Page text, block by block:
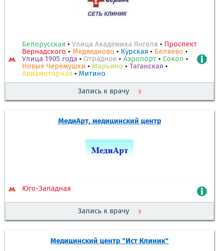
Белорусская • Улица Академика Янгеля • Проспект
Вернадского • Медведково • Курская • Беляево •
Улица 1905 года • Отрадное • Аэропорт • Сокол •
Новые Черемушки • Марьино • Таганская •
Авиамоторная • Митино
Запись к врачу
МедиАрт, медицинский центр
Юго-Западная
Запись к врачу
Медицинский центр "Ист Клиник"